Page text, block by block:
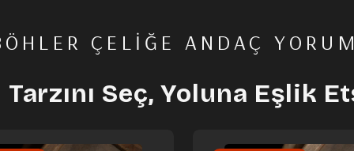
ÇELIĞE ANDAÇ
Tarzını Seç, Yoluna Eşlik